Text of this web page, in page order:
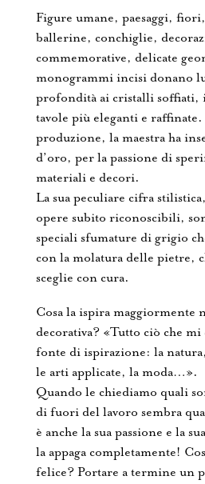
Figure umane, paesaggi,
ballerine, conchiglie,
commemorative, delicate
monogrammi incisi donano
profondità ai cristalli soffiati,
tavole più eleganti e
produzione, la maestra ha
d’oro, per la passione di
materiali e decori.
La sua peculiare cifra
opere subito riconoscibili,
speciali sfumature di grigio
con la molatura delle pietre,
sceglie con cura.
Cosa la ispira maggiormente
decorativa? «Tutto ciò che
fonte di ispirazione: la
le arti applicate, la moda…».
Quando le chiediamo quali
di fuori del lavoro sembra
è anche la sua passione e la
la appaga completamente!
felice? Portare a termine un